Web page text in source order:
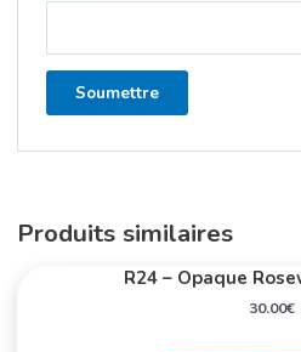
Produits similaires
R24 – Opaque
30.00€